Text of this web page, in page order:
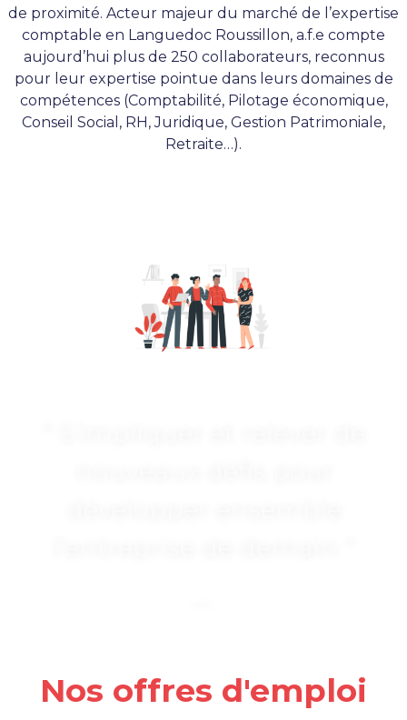
de proximité. Acteur majeur du marché de l’expertise
comptable en Languedoc Roussillon, a.f.e compte
aujourd’hui plus de 250 collaborateurs, reconnus
pour leur expertise pointue dans leurs domaines de
compétences (Comptabilité, Pilotage économique,
Conseil Social, RH, Juridique, Gestion Patrimoniale,
Retraite…).
Nos offres d'emploi